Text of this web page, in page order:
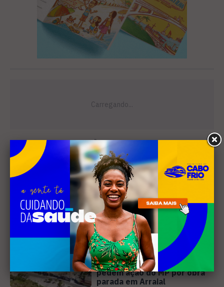
Leia Também
MÚSICA
Banda cabo-friense
Spectrummm apresenta
músicas inéditas no Diveneta
Moto Fest neste sábado (8)
PREJUÍZO
Compradores cobram
cronograma da Volendam e
pedem ação do MP por obra
parada em Arraial